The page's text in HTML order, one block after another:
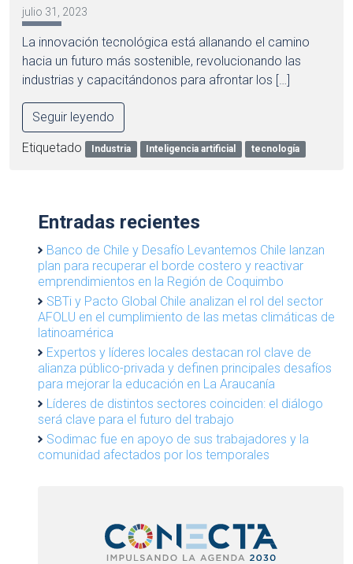
julio 31, 2023
La innovación tecnológica está allanando el camino
hacia un futuro más sostenible, revolucionando las
industrias y capacitándonos para afrontar los […]
Seguir leyendo
Etiquetado Industria Inteligencia artificial tecnología
Entradas recientes
Banco de Chile y Desafío Levantemos Chile lanzan
plan para recuperar el borde costero y reactivar
emprendimientos en la Región de Coquimbo
SBTi y Pacto Global Chile analizan el rol del sector
AFOLU en el cumplimiento de las metas climáticas de
latinoamérica
Expertos y líderes locales destacan rol clave de
alianza público-privada y definen principales desafíos
para mejorar la educación en La Araucanía
Líderes de distintos sectores coinciden: el diálogo
será clave para el futuro del trabajo
Sodimac fue en apoyo de sus trabajadores y la
comunidad afectados por los temporales